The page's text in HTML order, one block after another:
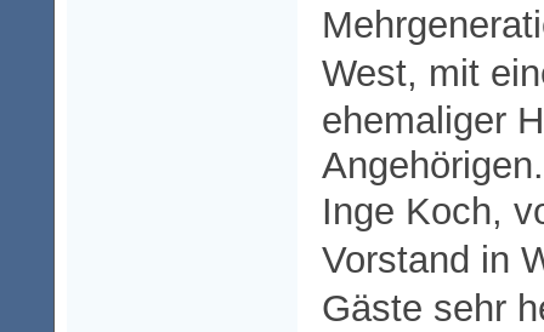
West, mit
ehemaliger
Angehörigen.
Inge Koch,
Vorstand in
Gäste sehr